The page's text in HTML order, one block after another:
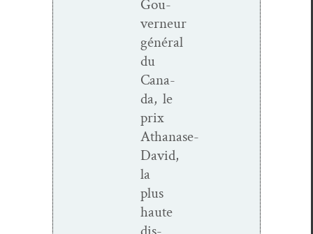
Gou­
verneur
général
du
Cana­
da, le
prix
Athanase-
David,
la
plus
haute